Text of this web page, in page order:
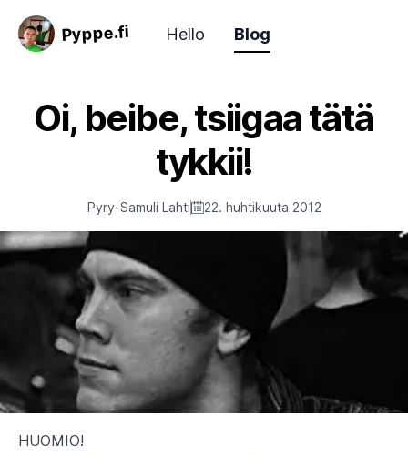
Pyppe.fi Hello Blog
Oi, beibe, tsiigaa tätä
tykkii!
Pyry-Samuli Lahti 22. huhtikuuta 2012
HUOMIO!